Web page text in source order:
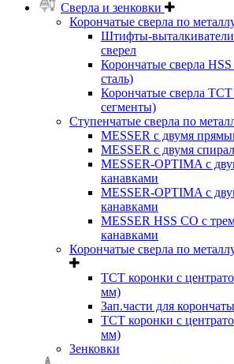
Сверла и зенковки
Корончатые сверла по
Штифты-
сверел
Корончатые сверла
сталь)
Корончатые сверла
сегменты)
Ступенчатые сверла по
MESSER с двумя
MESSER с двумя
MESSER-OPTIMA с
канавками
MESSER-OPTIMA с
канавками
MESSER HSS CО с
канавками
Корончатые сверла по
ТСТ коронки с
мм)
Зап.части для
ТСТ коронки с
мм)
Зенковки